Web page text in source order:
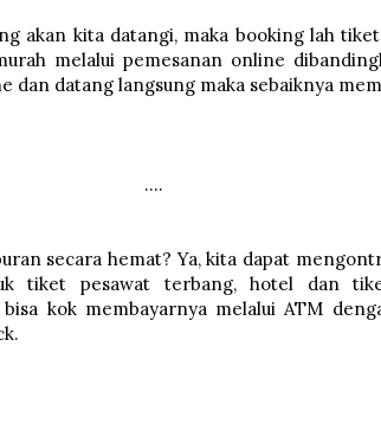
akan kita datangi, maka booking lah
melalui pemesanan online
dan datang langsung maka sebaiknya
....
secara hemat? Ya, kita dapat
tiket pesawat terbang, hotel dan
kok membayarnya melalui ATM